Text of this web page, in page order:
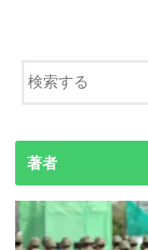
著者